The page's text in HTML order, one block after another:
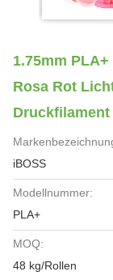
1.75mm
Rosa Rot
iBOSS
Modellnummer:
PLA+
MOQ:
48 kg/Rollen